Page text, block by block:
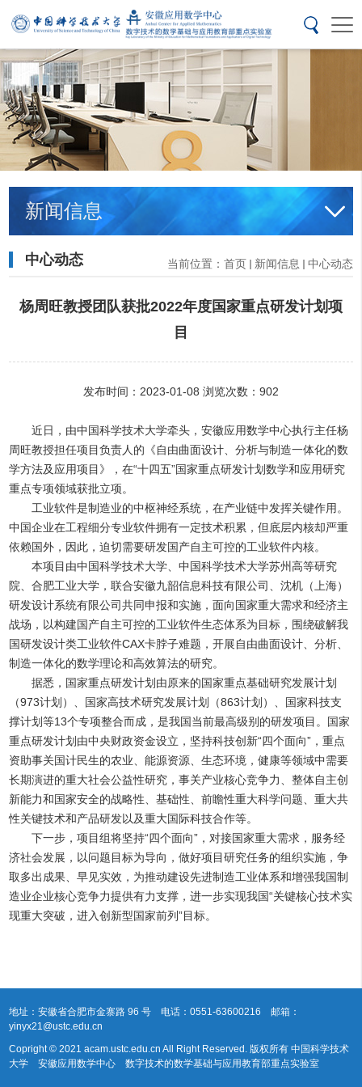
新闻信息
中心动态 当前位置： 首页 新闻信息 中心动态
杨周旺教授团队获批2022年度国家重点研发计划项
目
发布时间：2023-01-08 浏览次数： 902
近日，由中国科学技术大学牵头，安徽应用数学中心执行主任杨
周旺教授担任项目负责人的《自由曲面设计、分析与制造一体化的数
学方法及应用项目》，在“十四五”国家重点研发计划数学和应用研究
重点专项领域获批立项。
工业软件是制造业的中枢神经系统，在产业链中发挥关键作用。
中国企业在工程细分专业软件拥有一定技术积累，但底层内核却严重
依赖国外，因此，迫切需要研发国产自主可控的工业软件内核。
本项目由中国科学技术大学、中国科学技术大学苏州高等研究
院、合肥工业大学，联合安徽九韶信息科技有限公司、沈机（上海）
研发设计系统有限公司共同申报和实施，面向国家重大需求和经济主
战场，以构建国产自主可控的工业软件生态体系为目标，围绕破解我
国研发设计类工业软件CAX卡脖子难题，开展自由曲面设计、分析、
制造一体化的数学理论和高效算法的研究。
据悉，国家重点研发计划由原来的国家重点基础研究发展计划
（973计划）、国家高技术研究发展计划（863计划）、国家科技支
撑计划等13个专项整合而成，是我国当前最高级别的研发项目。国家
重点研发计划由中央财政资金设立，坚持科技创新“四个面向”，重点
资助事关国计民生的农业、能源资源、生态环境，健康等领域中需要
长期演进的重大社会公益性研究，事关产业核心竞争力、整体自主创
新能力和国家安全的战略性、基础性、前瞻性重大科学问题、重大共
性关键技术和产品研发以及重大国际科技合作等。
下一步，项目组将坚持“四个面向”，对接国家重大需求，服务经
济社会发展，以问题目标为导向，做好项目研究任务的组织实施，争
取多出成果、早见实效，为推动建设先进制造工业体系和增强我国制
造业企业核心竞争力提供有力支撑，进一步实现我国“关键核心技术实
现重大突破，进入创新型国家前列”目标。
地址：安徽省合肥市金寨路 96 号 电话：0551-63600216 邮箱：
yinyx21@ustc.edu.cn
Copright © 2021 acam.ustc.edu.cn All Right Reserved. 版权所有 中国科学技术
大学 安徽应用数学中心 数字技术的数学基础与应用教育部重点实验室